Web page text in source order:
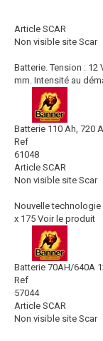
Article SCAR
Non visible site Scar
Batterie. Tension : 12
mm. Intensité au
Batterie 110 Ah, 720
Ref
61048
Article SCAR
Non visible site Scar
Nouvelle technologie
x 175 Voir le produit
Batterie 70AH/640A
Ref
57044
Article SCAR
Non visible site Scar